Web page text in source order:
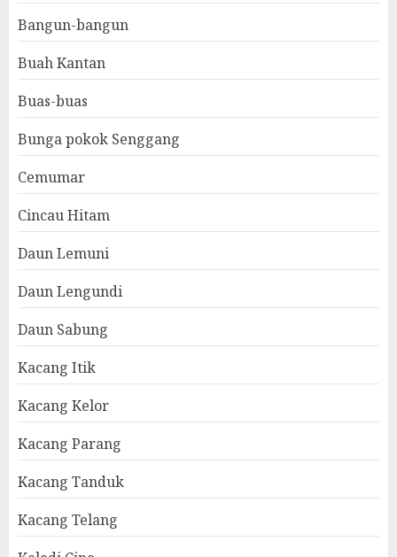
Bangun-bangun
Buah Kantan
Buas-buas
Bunga pokok Senggang
Cemumar
Cincau Hitam
Daun Lemuni
Daun Lengundi
Daun Sabung
Kacang Itik
Kacang Kelor
Kacang Parang
Kacang Tanduk
Kacang Telang